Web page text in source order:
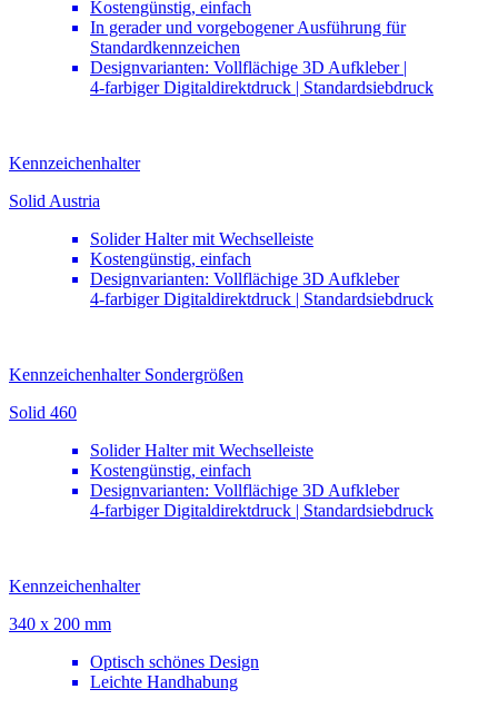
Kostengünstig, einfach
In gerader und vorgebogener Ausführung für
Standardkennzeichen
Designvarianten: Vollflächige 3D Aufkleber |
4-farbiger Digitaldirektdruck | Standardsiebdruck
Kennzeichenhalter
Solid Austria
Solider Halter mit Wechselleiste
Kostengünstig, einfach
Designvarianten: Vollflächige 3D Aufkleber
4-farbiger Digitaldirektdruck | Standardsiebdruck
Kennzeichenhalter Sondergrößen
Solid 460
Solider Halter mit Wechselleiste
Kostengünstig, einfach
Designvarianten: Vollflächige 3D Aufkleber
4-farbiger Digitaldirektdruck | Standardsiebdruck
Kennzeichenhalter
340 x 200 mm
Optisch schönes Design
Leichte Handhabung